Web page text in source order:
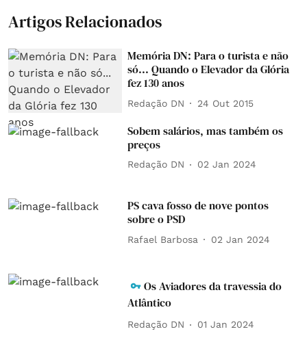
Artigos Relacionados
Memória DN: Para o turista e não
só... Quando o Elevador da Glória
fez 130 anos
Redação DN 24 Out 2015
Sobem salários, mas também os
preços
Redação DN 02 Jan 2024
PS cava fosso de nove pontos
sobre o PSD
Rafael Barbosa 02 Jan 2024
Os Aviadores da travessia do
Atlântico
Redação DN 01 Jan 2024